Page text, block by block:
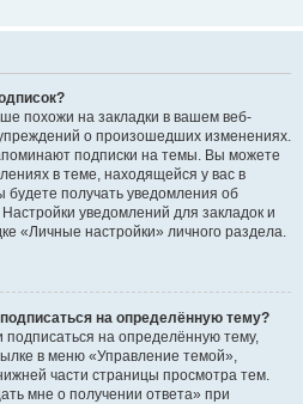
похожи на закладки в вашем веб-
о произошедших изменениях.
подписки на темы. Вы можете
в теме, находящейся у вас в
будете получать уведомления об
уведомлений для закладок и
«Личные настройки» личного раздела.
на определённую тему?
подписаться на определённую тему,
в меню «Управление темой»,
части страницы просмотра тем.
мне о получении ответа» при